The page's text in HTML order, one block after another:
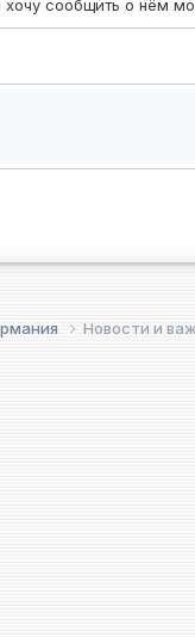
Новости и